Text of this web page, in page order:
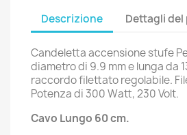
Descrizione Dettagli
Candeletta accensione stufe
diametro di 9.9 mm e lunga da
raccordo filettato regolabile.
Potenza di 300 Watt, 230 Volt.
Cavo Lungo 60 cm.